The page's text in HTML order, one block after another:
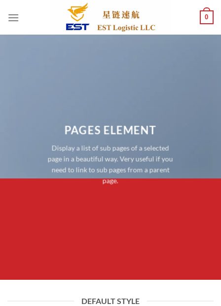
0
PAGES ELEMENT
Display a list of sub pages of a selected
page in a beautiful way. Very useful if you
need to link to sub pages from a parent
page.
DEFAULT STYLE